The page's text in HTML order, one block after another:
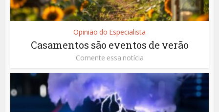
Opinião do Especialista
Casamentos são eventos de verão
Comente essa notícia